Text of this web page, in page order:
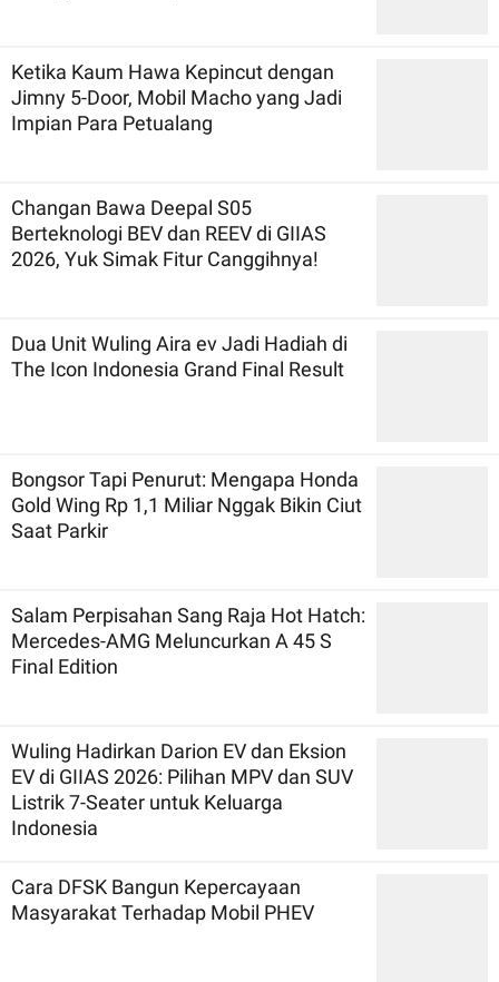
Ketika Kaum Hawa Kepincut dengan
Jimny 5-Door, Mobil Macho yang Jadi
Impian Para Petualang
Changan Bawa Deepal S05
Berteknologi BEV dan REEV di GIIAS
2026, Yuk Simak Fitur Canggihnya!
Dua Unit Wuling Aira ev Jadi Hadiah di
The Icon Indonesia Grand Final Result
Bongsor Tapi Penurut: Mengapa Honda
Gold Wing Rp 1,1 Miliar Nggak Bikin Ciut
Saat Parkir
Salam Perpisahan Sang Raja Hot Hatch:
Mercedes-AMG Meluncurkan A 45 S
Final Edition
Wuling Hadirkan Darion EV dan Eksion
EV di GIIAS 2026: Pilihan MPV dan SUV
Listrik 7-Seater untuk Keluarga
Indonesia
Cara DFSK Bangun Kepercayaan
Masyarakat Terhadap Mobil PHEV